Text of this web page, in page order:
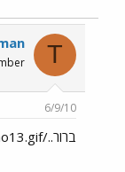
T
6/9/10
ברור../images/Emo13.gif